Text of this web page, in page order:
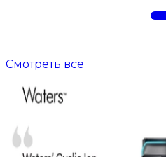
Смотреть все